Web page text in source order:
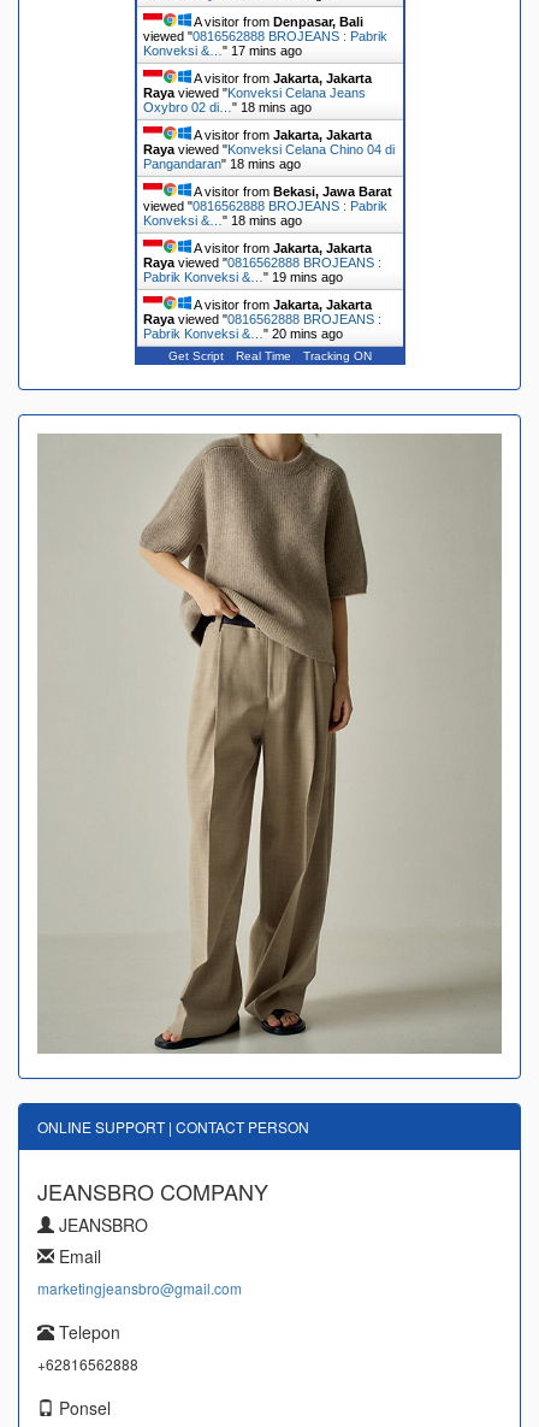
A visitor from Denpasar, Bali
viewed "0816562888 BROJEANS : Pabrik
Konveksi &… " 17 mins ago
A visitor from Jakarta, Jakarta
Rayaviewed "Konveksi Celana Jeans
Oxybro 02 di… " 18 mins ago
A visitor from Jakarta, Jakarta
Rayaviewed "Konveksi Celana Chino 04 di
Pangandaran" 18 mins ago
A visitor from Bekasi, Jawa Barat
viewed "0816562888 BROJEANS : Pabrik
Konveksi &… " 18 mins ago
A visitor from Jakarta, Jakarta
Rayaviewed "0816562888 BROJEANS :
Pabrik Konveksi &… " 19 mins ago
A visitor from Jakarta, Jakarta
Rayaviewed "0816562888 BROJEANS :
Pabrik Konveksi &… " 20 mins ago
Get Script Real Time Tracking ON
ONLINE SUPPORT | CONTACT PERSON
JEANSBRO COMPANY
JEANSBRO
Email
marketingjeansbro@gmail.com
Telepon
+62816562888
Ponsel